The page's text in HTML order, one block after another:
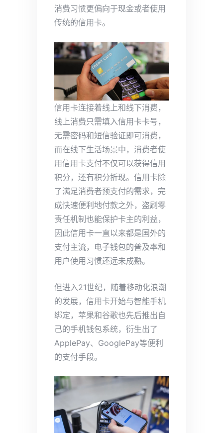
消费习惯更偏向于现金或者使用
传统的信用卡。
信用卡连接着线上和线下消费，
线上消费只需填入信用卡卡号，
无需密码和短信验证即可消费，
而在线下生活场景中，消费者使
用信用卡支付不仅可以获得信用
积分，还有积分折现。信用卡除
了满足消费者预支付的需求，完
成快速便利地付款之外，盗刷零
责任机制也能保护卡主的利益，
因此信用卡一直以来都是国外的
支付主流，电子钱包的普及率和
用户使用习惯还远未成熟。
但进入21世纪，随着移动化浪潮
的发展，信用卡开始与智能手机
绑定，苹果和谷歌也先后推出自
己的手机钱包系统，衍生出了
ApplePay、GooglePay等便利
的支付手段。